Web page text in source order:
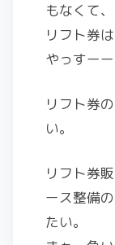
もなくて
リフト券
やっすー
リフト券
い。
リフト券
ース整備
たい。